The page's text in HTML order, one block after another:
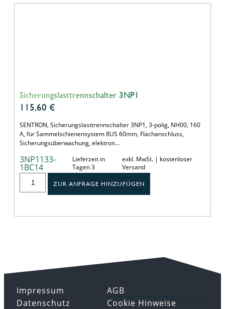
Sicherungslasttrennschalter 3NP1
115,60 €
SENTRON, Sicherungslasttrennschalter 3NP1, 3-polig, NH00, 160
A, für Sammelschienensystem 8US 60mm, Flachanschluss,
Sicherungsüberwachung, elektron…
3NP1133-
1BC14
Lieferzeit in
Tagen 3
exkl. MwSt. | kostenloser
Versand
ZUR ANFRAGE HINZUFÜGEN
Impressum
Datenschutz
AGB
Cookie Hinweise